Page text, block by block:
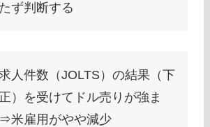
ず判断する
求人件数（JOLTS）の結果（下
）を受けてドル売りが強ま
米雇用がやや減少